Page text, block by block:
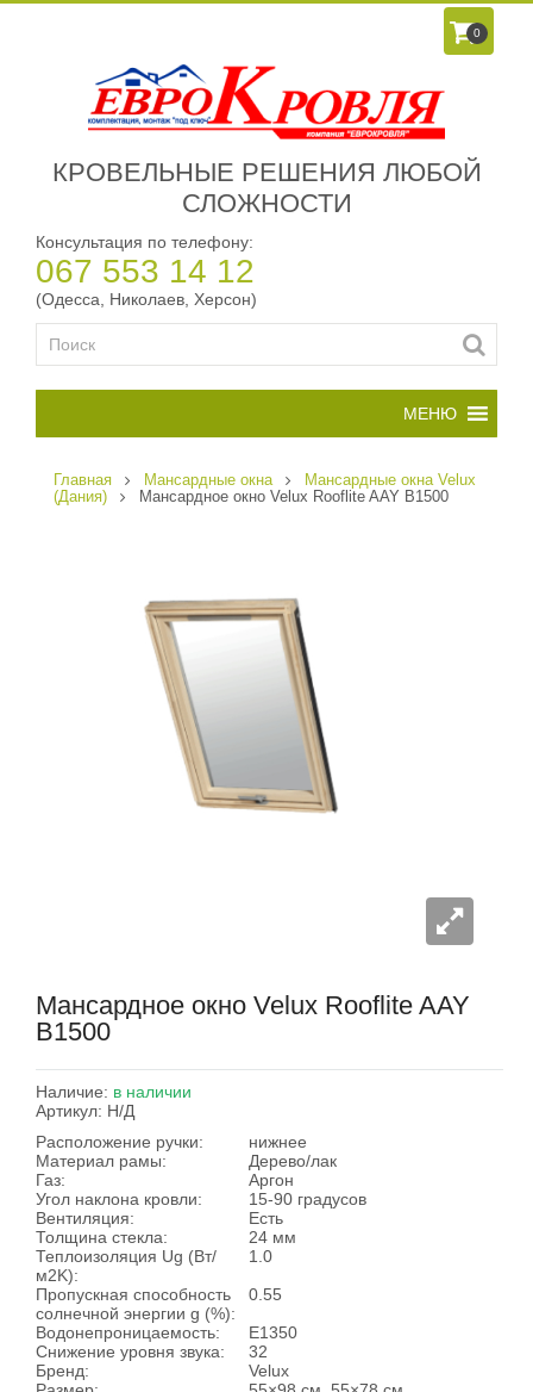
0
КРОВЕЛЬНЫЕ РЕШЕНИЯ ЛЮБОЙ
СЛОЖНОСТИ
Консультация по телефону:
067 553 14 12
(Одесса, Николаев, Херсон)
Главная Мансардные окна
Мансардные окна Velux
(Дания)
Мансардное окно Velux Rooflite AAY B1500
Мансардное окно Velux Rooflite AAY
B1500
Наличие: в наличии
Артикул: Н/Д
Расположение ручки:
нижнее
Материал рамы:
Дерево/лак
Газ:
Аргон
Угол наклона кровли:
15-90 градусов
Вентиляция:
Есть
Толщина стекла:
24 мм
Теплоизоляция Ug (Вт/
м2K):
1.0
Пропускная способность
солнечной энергии g (%):
0.55
Водонепроницаемость:
E1350
Снижение уровня звука:
32
Бренд:
Velux